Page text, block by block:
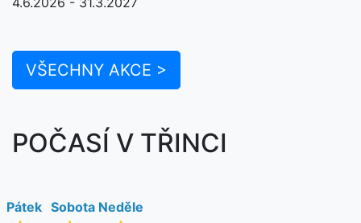
VŠECHNY AKCE >
POČASÍ V TŘINCI
Pátek Sobota Neděle